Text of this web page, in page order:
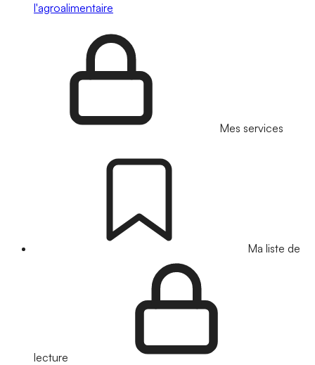
l'agroalimentaire
Mes services
Ma liste de
lecture